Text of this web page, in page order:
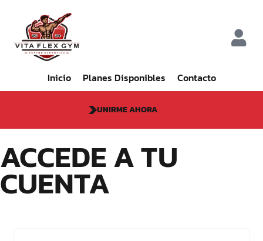
Inicio Planes Disponibles Contacto
UNIRME AHORA
ACCEDE A TU
CUENTA